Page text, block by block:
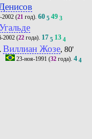
Денисов
2002(21год). 60 5 49 3
2002(22года). 17 5 13 4
Виллиан Жозе, 80'
23-ноя-1991 (32 года).4 4